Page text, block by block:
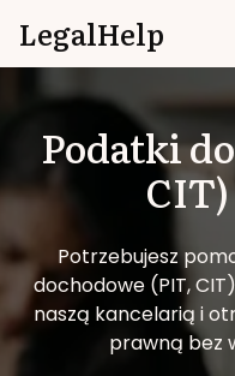
LegalHelp
Podatki
CIT)
Potrzebujesz
dochodowe (PIT,
naszą kancelarią i
prawną bez